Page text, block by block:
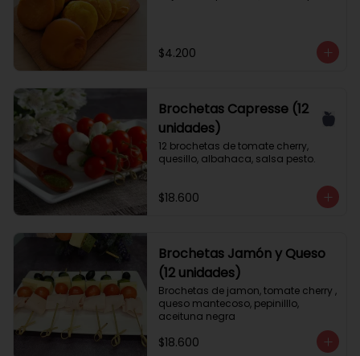
$4.200
Brochetas Capresse (12
unidades)
12 brochetas de tomate cherry,
quesillo, albahaca, salsa pesto.
$18.600
Brochetas Jamón y Queso
(12 unidades)
Brochetas de jamon, tomate cherry ,
queso mantecoso, pepinilllo,
aceituna negra
$18.600